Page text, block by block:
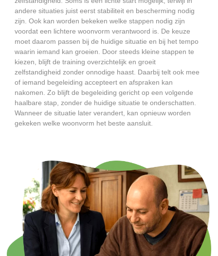
andere situaties juist eerst stabiliteit en bescherming nodig
zijn. Ook kan worden bekeken welke stappen nodig zijn
voordat een lichtere woonvorm verantwoord is. De keuze
moet daarom passen bij de huidige situatie en bij het tempo
waarin iemand kan groeien. Door steeds kleine stappen te
kiezen, blijft de training overzichtelijk en groeit
zelfstandigheid zonder onnodige haast. Daarbij telt ook mee
of iemand begeleiding accepteert en afspraken kan
nakomen. Zo blijft de begeleiding gericht op een volgende
haalbare stap, zonder de huidige situatie te onderschatten.
Wanneer de situatie later verandert, kan opnieuw worden
gekeken welke woonvorm het beste aansluit.